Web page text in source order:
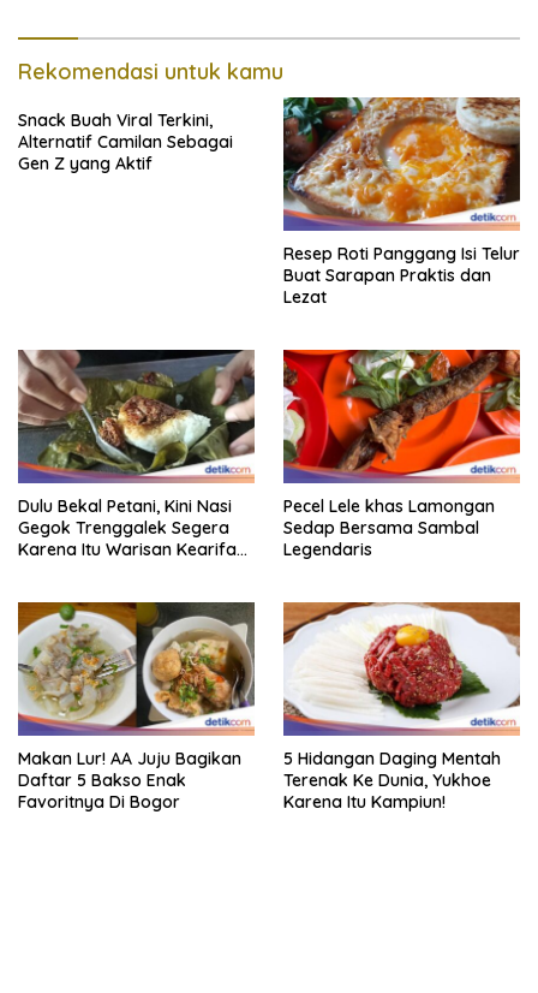
Rekomendasi untuk kamu
Snack Buah Viral Terkini,
Alternatif Camilan Sebagai
Gen Z yang Aktif
Resep Roti Panggang Isi Telur
Buat Sarapan Praktis dan
Lezat
Dulu Bekal Petani, Kini Nasi
Gegok Trenggalek Segera
Karena Itu Warisan Kearifan
Pecel Lele khas Lamongan
Sedap Bersama Sambal
Legendaris
Makan Lur! AA Juju Bagikan
Daftar 5 Bakso Enak
Favoritnya Di Bogor
5 Hidangan Daging Mentah
Terenak Ke Dunia, Yukhoe
Karena Itu Kampiun!